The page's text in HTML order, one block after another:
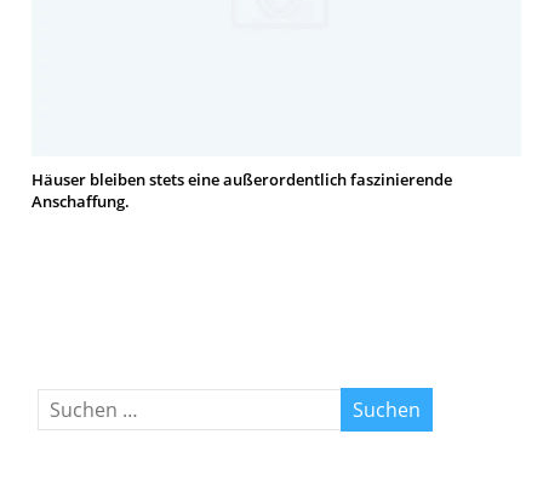
Häuser bleiben stets eine außerordentlich faszinierende
Anschaffung.